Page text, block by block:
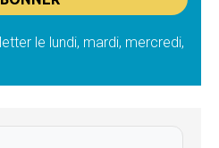
le lundi, mardi, mercredi,